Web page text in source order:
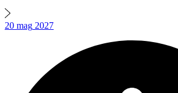
20 mag 2027